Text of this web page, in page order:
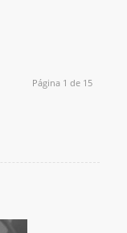
Página 1 de 15